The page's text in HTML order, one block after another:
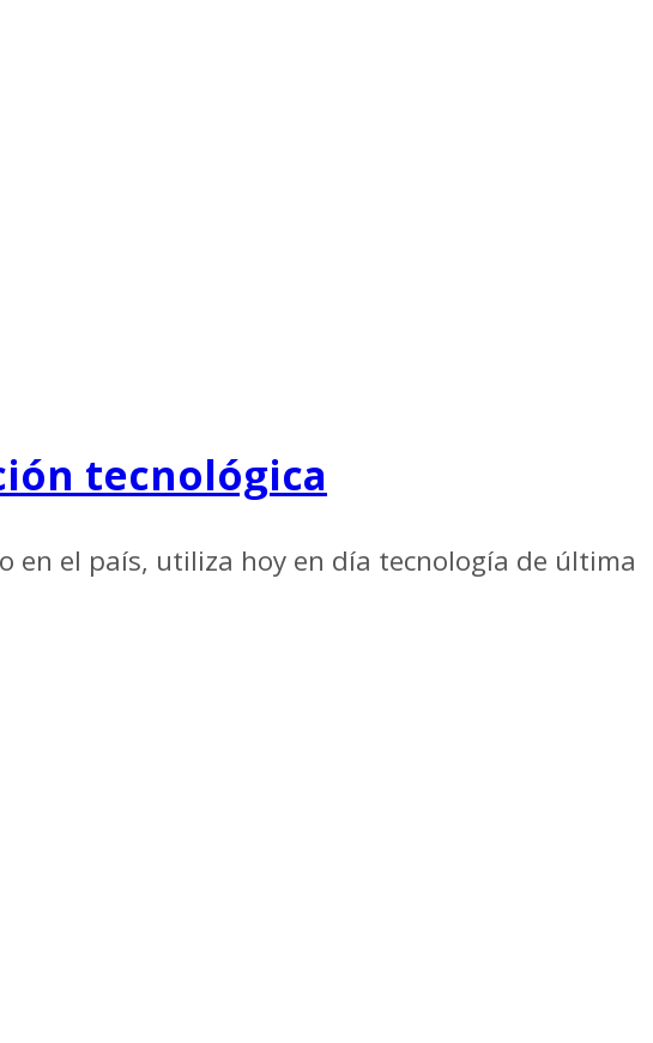
tecnológica
en el país, utiliza hoy en día tecnología de última